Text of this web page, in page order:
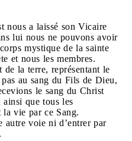
nous a laissé son Vicaire
lui nous ne pouvons avoir
mystique de la sainte
et nous les membres.
la terre, représentant le
au sang du Fils de Dieu,
le sang du Christ
que tous les
la vie par ce Sang.
autre voie ni d’entrer par